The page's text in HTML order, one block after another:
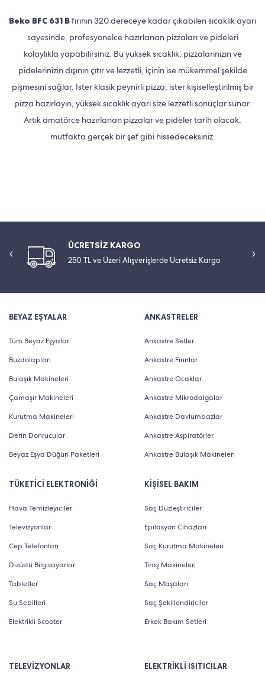
Beko BFC 631 Bfırının 320 dereceye kadar çıkabilen sıcaklık ayarı
sayesinde, profesyonelce hazırlanan pizzaları ve pideleri
kolaylıkla yapabilirsiniz. Bu yüksek sıcaklık, pizzalarınızın ve
pidelerinizin dışının çıtır ve lezzetli, içinin ise mükemmel şekilde
pişmesini sağlar. İster klasik peynirli pizza, ister kişiselleştirilmiş bir
pizza hazırlayın, yüksek sıcaklık ayarı size lezzetli sonuçlar sunar.
Artık amatörce hazırlanan pizzalar ve pideler tarih olacak,
mutfakta gerçek bir şef gibi hissedeceksiniz.
ÜCRETSİZ KARGO
250 TL ve Üzeri Alışverişlerde Ücretsiz Kargo
BEYAZ EŞYALAR
Tüm Beyaz Eşyalar
Buzdolapları
Bulaşık Makineleri
Çamaşır Makineleri
Kurutma Makineleri
Derin Donrucular
Beyaz Eşya Düğün Paketleri
TÜKETİCİ ELEKTRONİĞİ
Hava Temizleyiciler
Televizyonlar
Cep Telefonları
Dizüstü Bilgisayarlar
Tabletler
Su Sebilleri
Elektrikli Scooter
ANKASTRELER
Ankastre Setler
Ankastre Fırınlar
Ankastre Ocaklar
Ankastre Mikrodalgalar
Ankastre Davlumbazlar
Ankastre Aspiratörler
Ankastre Bulaşık Makineleri
KİŞİSEL BAKIM
Saç Düzleştiriciler
Epilasyon Cihazları
Saç Kurutma Makineleri
Tıraş Makineleri
Saç Maşaları
Saç Şekillendiriciler
Erkek Bakım Setleri
TELEVİZYONLAR ELEKTRİKLİ ISITICILAR